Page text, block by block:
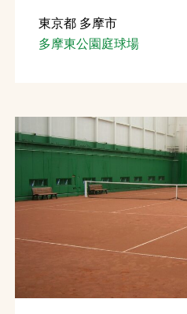
東京都 多摩市
多摩東公園庭球場